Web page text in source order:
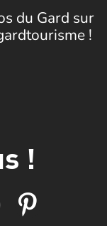
du Gard sur
!
!